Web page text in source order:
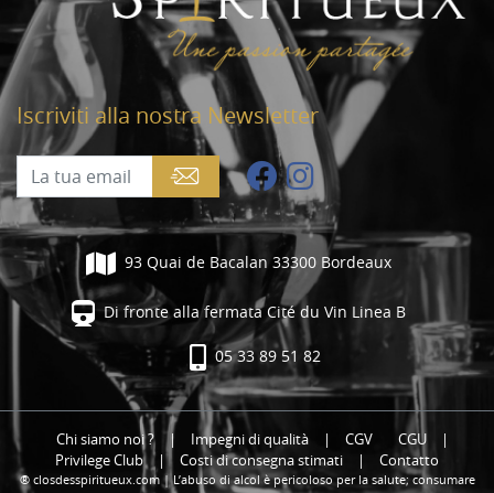
Iscriviti alla nostra Newsletter
93 Quai de Bacalan 33300 Bordeaux
Di fronte alla fermata Cité du Vin Linea B
05 33 89 51 82
Chi siamo noi ? | Impegni di qualità | CGV CGU
|
Privilege Club | Costi di consegna stimati | Contatto
® closdesspiritueux.com | L’abuso di alcol è pericoloso per la salute; consumare